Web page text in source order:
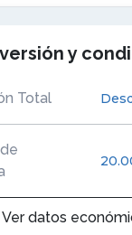
y
Total
Ver datos